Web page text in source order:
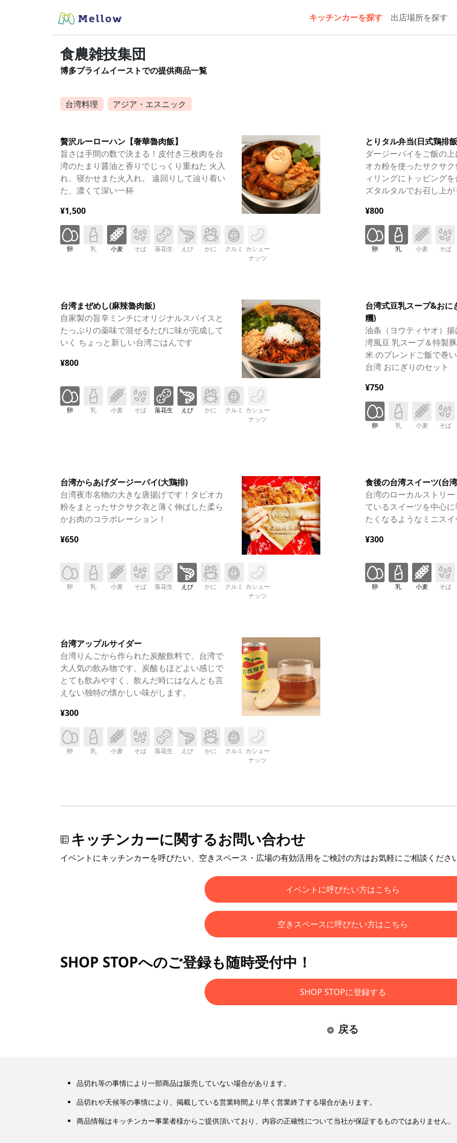
キッチンカーを探す 出店場所を探す
食農雑技集団
博多プライムイーストでの提供商品一覧
台湾料理 アジア・エスニック
贅沢ルーローハン【奢華魯肉飯】
旨さは手間の数で決まる！皮付き三枚肉を台
湾のたまり醤油と香りでじっくり重ねた 火入
れ、寝かせまた火入れ。 遠回りして辿り着い
た、濃くて深い一杯
¥1,500
卵 乳 小麦 そば 落花生 えび かに クルミ カシュー
ナッツ
とりタル弁当(日式鶏排
ダージーパイをご飯の
オカ粉を使ったサクサ
ィリングにトッピング
ズタルタルでお召し上
¥800
卵 乳 小麦 そば
台湾まぜめし(麻辣魯肉飯)
自家製の旨辛ミンチにオリジナルスパイスと
たっぷりの薬味で混ぜるたびに味が完成して
いく ちょっと新しい台湾ごはんです
¥800
卵 乳 小麦 そば 落花生 えび かに クルミ カシュー
ナッツ
台湾式豆乳スープ&お
糰)
油条（ヨウティヤオ）
湾風豆 乳スープ＆特製
米 のブレンドご飯で巻
台湾 おにぎりのセット
¥750
卵 乳 小麦 そば
台湾からあげダージーパイ(大鶏排)
台湾夜市名物の大きな唐揚げです！タピオカ
粉をまとったサクサク衣と薄く伸ばした柔ら
かお肉のコラボレーション！
¥650
卵 乳 小麦 そば 落花生 えび かに クルミ カシュー
ナッツ
食後の台湾スイーツ(台
台湾のローカルストリ
ているスイーツを中心
たくなるようなミニス
¥300
卵 乳 小麦 そば
台湾アップルサイダー
台湾りんごから作られた炭酸飲料で、台湾で
大人気の飲み物です。炭酸もほどよい感じで
とても飲みやすく、飲んだ時にはなんとも言
えない独特の懐かしい味がします。
¥300
卵 乳 小麦 そば 落花生 えび かに クルミ カシュー
ナッツ
キッチンカーに関するお問い合わせ
イベントにキッチンカーを呼びたい、空きスペース・広場の有効活用をご検討の方はお気軽にご相談くださ
イベントに呼びたい方はこちら
空きスペースに呼びたい方はこちら
SHOP STOPへのご登録も随時受付中！
SHOP STOPに登録する
戻る
品切れ等の事情により一部商品は販売していない場合があります。
品切れや天候等の事情により、掲載している営業時間より早く営業終了する場合があります。
商品情報はキッチンカー事業者様からご提供頂いており、内容の正確性について当社が保証するものではありません。